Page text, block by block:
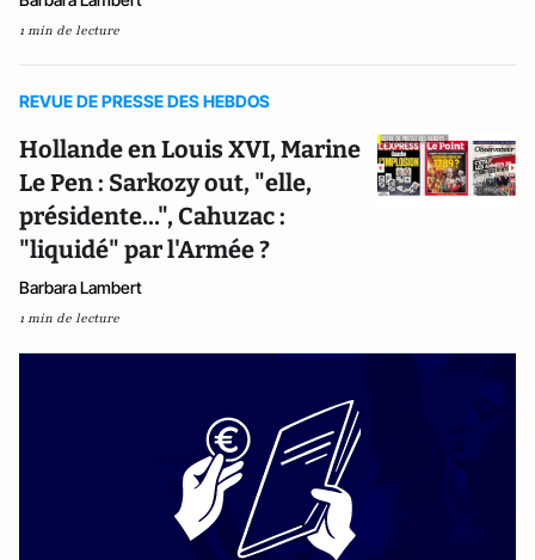
1 min de lecture
REVUE DE PRESSE DES HEBDOS
Hollande en Louis XVI, Marine
Le Pen : Sarkozy out, "elle,
présidente…", Cahuzac :
"liquidé" par l'Armée ?
Barbara Lambert
1 min de lecture